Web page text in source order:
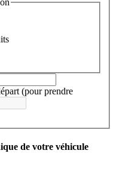
(pour prendre
de votre véhicule